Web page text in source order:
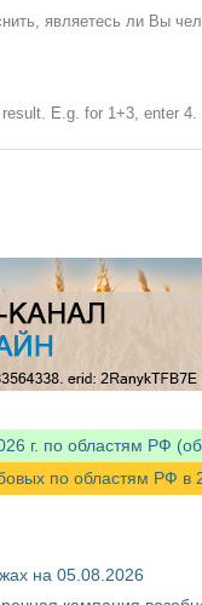
являетесь ли Вы
E.g. for 1+3, enter 4.
г. по областям РФ
по областям РФ в
на 05.08.2026